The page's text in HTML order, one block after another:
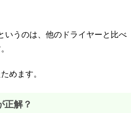
いうのは、他のドライヤーと比べ
めます。
正解？